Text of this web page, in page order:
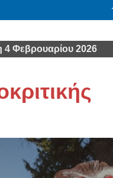
4 Φεβρουαρίου 2026